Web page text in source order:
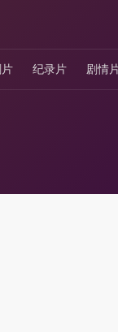
纪录片 剧情